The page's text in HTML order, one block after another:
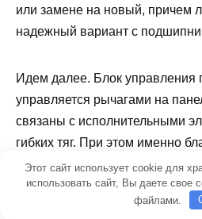
или замене на новый, причем
надежный вариант с
Идем далее. Блок управления
управляется рычагами на
связаны с исполнительными
гибких тяг. При этом именно
решению регулируется
заслонок, открывается и
перераспределяются потоки
Этот сайт использует cookie для
использовать сайт, Вы даете свое
файлами.